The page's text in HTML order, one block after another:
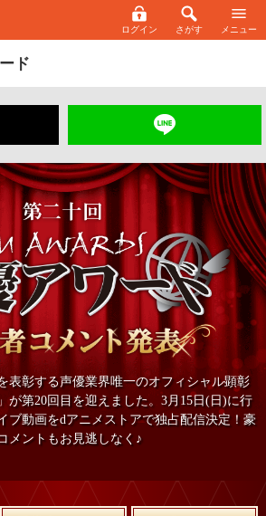
ログイン さがす メニュー
ド
表彰する声優業界唯一のオフィシャル顕彰
が第20回目を迎えました。3月15日(日)に行
ブ動画をdアニメストアで独占配信決定！豪
メントもお見逃しなく♪